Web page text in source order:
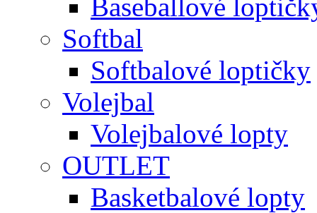
Baseballové
Softbal
Softbalové loptičky
Volejbal
Volejbalové lopty
OUTLET
Basketbalové lopty